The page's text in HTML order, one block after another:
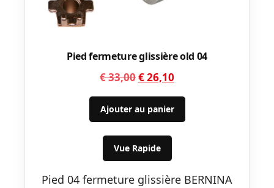
Pied fermeture glissière old 04
€33,00Le
prix
initial
était :
€ 33,00.
€26,10
prix
actuel
est :
Ajouter au panier
Vue Rapide
Pied 04 fermeture glissière BERNINA